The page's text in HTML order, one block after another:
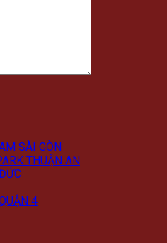
SÀI GÒN
THUẬN AN
4